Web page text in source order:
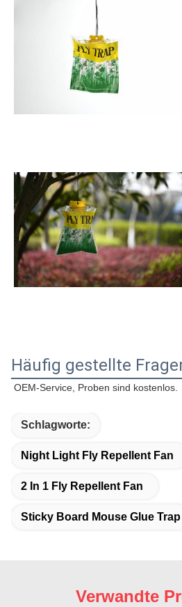
Häufig gestellte
OEM-Service, Proben sind kostenlos.
Schlagworte:
Night Light Fly Repellent Fan
2 In 1 Fly Repellent Fan
Sticky Board Mouse Glue Trap
Verwandte